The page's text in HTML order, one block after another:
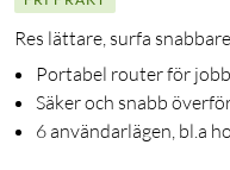
Res lättare, surfa snabbare
Portabel router för
Säker och snabb
6 användarlägen, bl.a